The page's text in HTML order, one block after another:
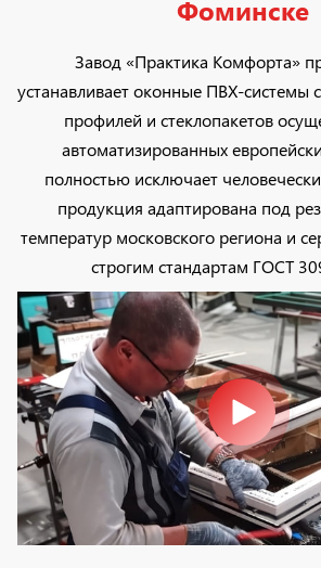
Фоминске
Завод «Практика Комфорта»
устанавливает оконные ПВХ-системы
профилей и стеклопакетов
автоматизированных
полностью исключает
продукция адаптирована под
температур московского региона и
строгим стандартам ГОСТ